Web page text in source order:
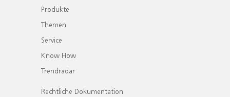
Produkte
Themen
Service
Know How
Trendradar
Rechtliche Dokumentation